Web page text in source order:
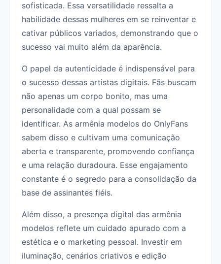
sofisticada. Essa versatilidade ressalta a
habilidade dessas mulheres em se reinventar e
cativar públicos variados, demonstrando que o
sucesso vai muito além da aparência.
O papel da autenticidade é indispensável para
o sucesso dessas artistas digitais. Fãs buscam
não apenas um corpo bonito, mas uma
personalidade com a qual possam se
identificar. As armênia modelos do OnlyFans
sabem disso e cultivam uma comunicação
aberta e transparente, promovendo confiança
e uma relação duradoura. Esse engajamento
constante é o segredo para a consolidação da
base de assinantes fiéis.
Além disso, a presença digital das armênia
modelos reflete um cuidado apurado com a
estética e o marketing pessoal. Investir em
iluminação, cenários criativos e edição